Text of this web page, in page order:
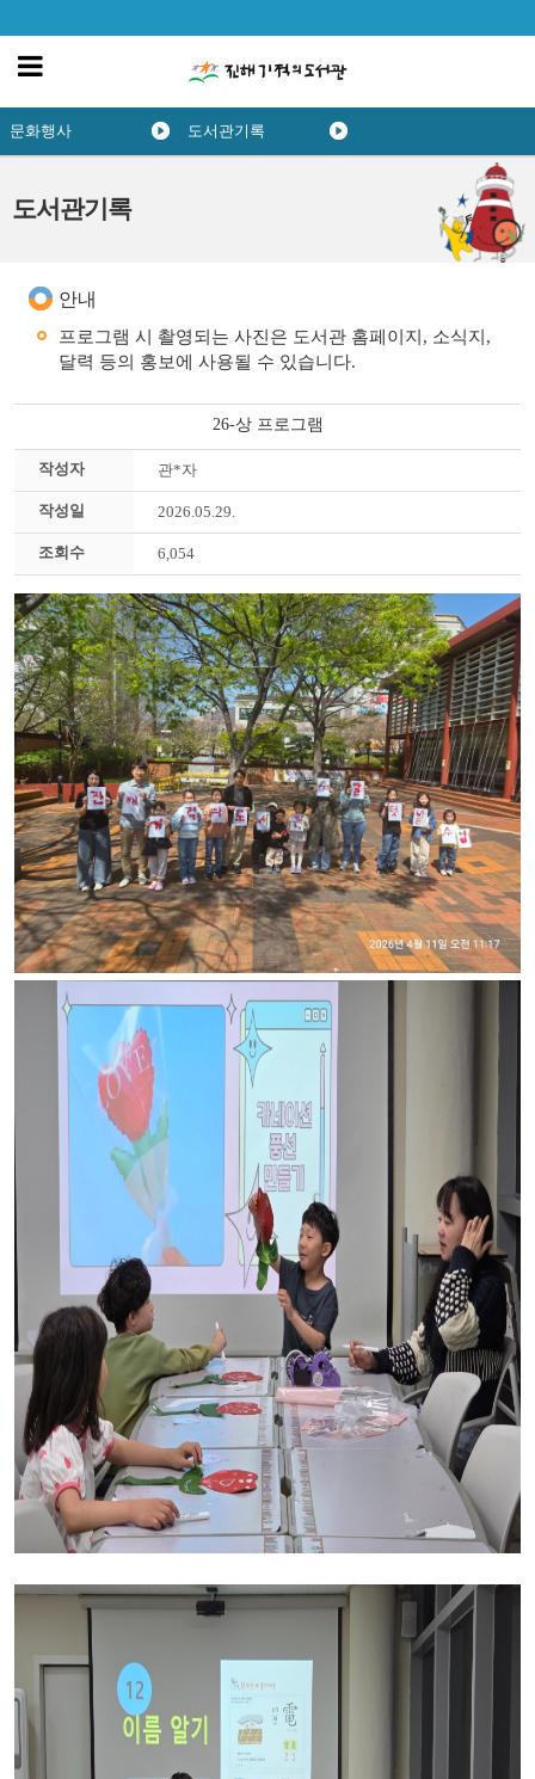
도서관기록
문화행사 도서관기록
안내
프로그램 시 촬영되는 사진은 도서관 홈페이지, 소식지,
달력 등의 홍보에 사용될 수 있습니다.
26-상 프로그램
작성자 관*자
작성일 2026.05.29.
조회수 6,054